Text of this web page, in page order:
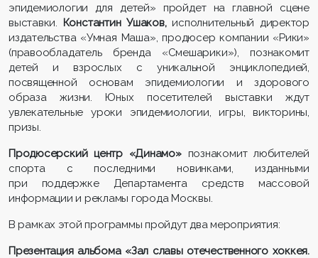
эпидемиологии для детей» пройдет на главной сцене
выставки. Константин Ушаков,исполнительный директор
издательства «Умная Маша», продюсер компании «Рики»
(правообладатель бренда «Смешарики»), познакомит
детей и взрослых с уникальной энциклопедией,
посвященной основам эпидемиологии и здорового
образа жизни. Юных посетителей выставки ждут
увлекательные уроки эпидемиологии, игры, викторины,
призы.
Продюсерский центр «Динамо»познакомит любителей
спорта с последними новинками, изданными
при поддержке Департамента средств массовой
информации и рекламы города Москвы.
В рамках этой программы пройдут два мероприятия:
Презентация альбома «Зал славы отечественного хоккея.